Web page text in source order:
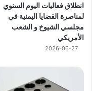
انطلاق فعاليات اليوم السنوي
لمناصرة القضايا اليمنية في
مجلسي الشيوخ و الشعب
الأمريكي
2026-06-27